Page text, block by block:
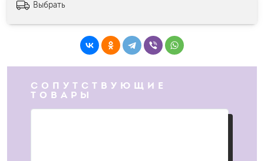
Выбрать
СОПУТСТВУЮЩИЕ
ТОВАРЫ